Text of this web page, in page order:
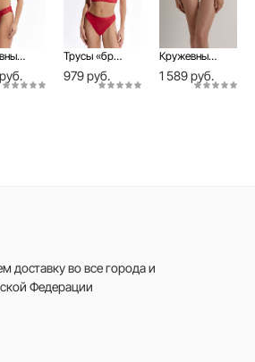
Кружевные трусы «бразилиана» с вырезом сзади FABULOUS LBR 2863 Трусы «бразилиано» из эластичной сеточки FABULOUS LBR 2953
979 руб.
Кружевные трусы «танга» с эластичными тесьмами и вырезом сзади FABULOUS LTA 2864
1 589 руб.
доставку во все городаи
Федерации